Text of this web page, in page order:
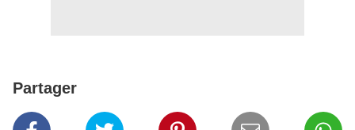
Partager